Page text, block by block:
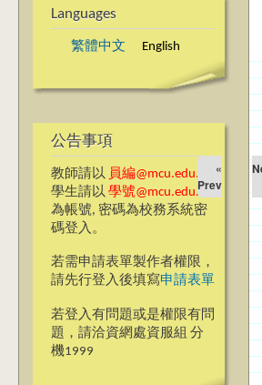
Languages
繁體中文 English
公告事項
教師請以 員編@mcu.edu.tw
學生請以 學號@mcu.edu.tw
為帳號, 密碼為校務系統密
碼登入。
若需申請表單製作者權限，
請先行登入後填寫申請表單
若登入有問題或是權限有問
題，請洽資網處資服組 分
機1999
«
Prev